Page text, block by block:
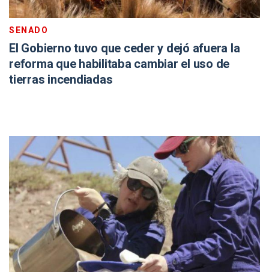
SENADO
El Gobierno tuvo que ceder y dejó afuera la
reforma que habilitaba cambiar el uso de
tierras incendiadas